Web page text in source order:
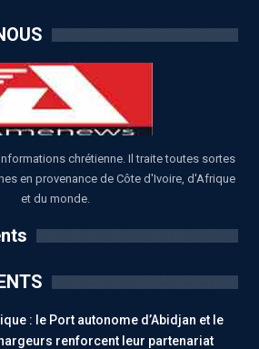
chrétienne. Il traite toutes sortes
en provenance de Côte d'Ivoire, d'Afrique
et du monde.
: le Port autonome d’Abidjan et le
renforcent leur partenariat